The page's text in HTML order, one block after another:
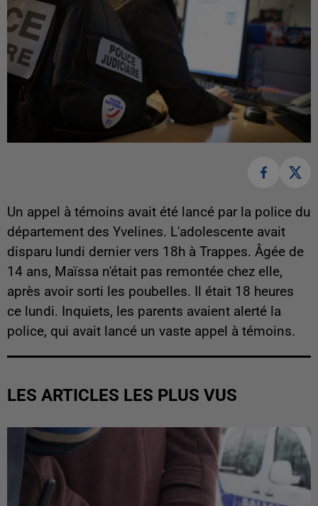
Un appel à témoins avait été lancé par la police du
département des Yvelines. L'adolescente avait
disparu lundi dernier vers 18h à Trappes. Âgée de
14 ans, Maïssa n'était pas remontée chez elle,
après avoir sorti les poubelles. Il était 18 heures
ce lundi. Inquiets, les parents avaient alerté la
police, qui avait lancé un vaste appel à témoins.
LES ARTICLES LES PLUS VUS